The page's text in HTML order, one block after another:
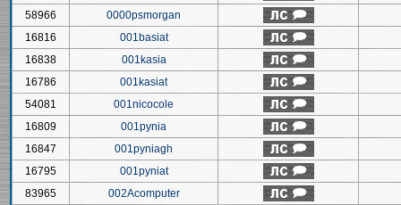
58966
0000psmorgan
16816
001basiat
16838
001kasia
16786
001kasiat
54081
001nicocole
16809
001pynia
16847
001pyniagh
16795
001pyniat
83965
002Acomputer